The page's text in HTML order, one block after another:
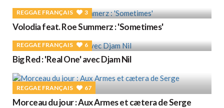
REGGAE FRANÇAIS 3
Volodia feat. Roe Summerz : 'Sometimes'
REGGAE FRANÇAIS 6
Big Red : 'Real One' avec Djam Nil
REGGAE FRANÇAIS 67
Morceau du jour : Aux Armes et cætera de Serge